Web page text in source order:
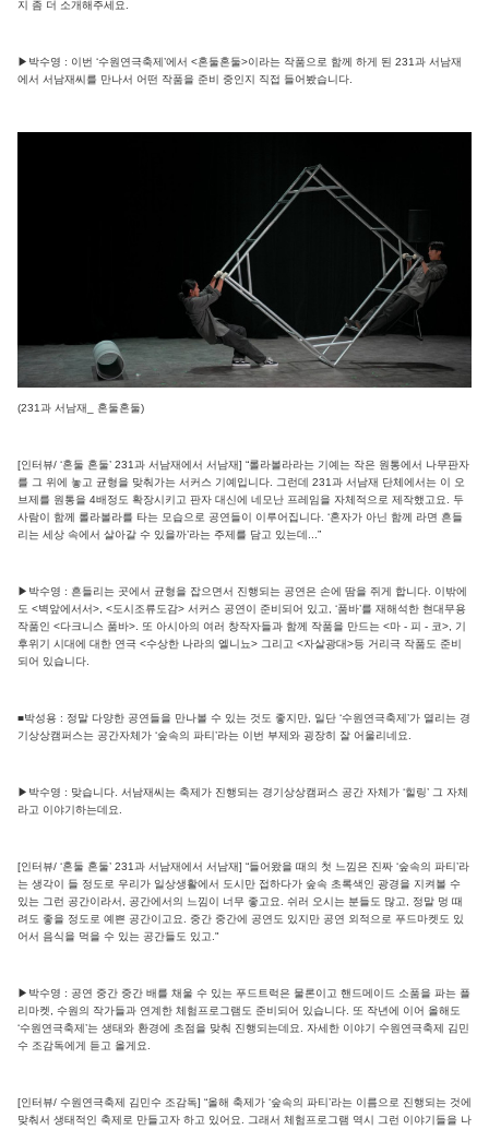
지 좀 더 소개해주세요.
▶박수영 : 이번 ‘수원연극축제’에서 <혼둘혼둘>이라는 작품으로 함께 하게 된 231과 서남재
에서 서남재씨를 만나서 어떤 작품을 준비 중인지 직접 들어봤습니다.
(231과 서남재_ 혼둘혼둘)
[인터뷰/ ‘혼둘 혼둘’ 231과 서남재에서 서남재] “롤라볼라라는 기예는 작은 원통에서 나무판자
를 그 위에 놓고 균형을 맞춰가는 서커스 기예입니다. 그런데 231과 서남재 단체에서는 이 오
브제를 원통을 4배정도 확장시키고 판자 대신에 네모난 프레임을 자체적으로 제작했고요. 두
사람이 함께 롤라볼라를 타는 모습으로 공연들이 이루어집니다. ‘혼자가 아닌 함께 라면 흔들
리는 세상 속에서 살아갈 수 있을까’라는 주제를 담고 있는데...”
▶박수영 : 흔들리는 곳에서 균형을 잡으면서 진행되는 공연은 손에 땀을 쥐게 합니다. 이밖에
도 <벽앞에서서>, <도시조류도감> 서커스 공연이 준비되어 있고, ‘품바’를 재해석한 현대무용
작품인 <다크니스 품바>. 또 아시아의 여러 창작자들과 함께 작품을 만드는 <마 - 피 - 코>, 기
후위기 시대에 대한 연극 <수상한 나라의 엘니뇨> 그리고 <자살광대>등 거리극 작품도 준비
되어 있습니다.
■박성용 : 정말 다양한 공연들을 만나볼 수 있는 것도 좋지만, 일단 ‘수원연극축제’가 열리는 경
기상상캠퍼스는 공간자체가 ‘숲속의 파티’라는 이번 부제와 굉장히 잘 어울리네요.
▶박수영 : 맞습니다. 서남재씨는 축제가 진행되는 경기상상캠퍼스 공간 자체가 ‘힐링’ 그 자체
라고 이야기하는데요.
[인터뷰/ ‘혼둘 혼둘’ 231과 서남재에서 서남재] “들어왔을 때의 첫 느낌은 진짜 ‘숲속의 파티’라
는 생각이 들 정도로 우리가 일상생활에서 도시만 접하다가 숲속 초록색인 광경을 지켜볼 수
있는 그런 공간이라서, 공간에서의 느낌이 너무 좋고요. 쉬러 오시는 분들도 많고, 정말 멍 때
려도 좋을 정도로 예쁜 공간이고요. 중간 중간에 공연도 있지만 공연 외적으로 푸드마켓도 있
어서 음식을 먹을 수 있는 공간들도 있고."
▶박수영 : 공연 중간 중간 배를 채울 수 있는 푸드트럭은 물론이고 핸드메이드 소품을 파는 플
리마켓, 수원의 작가들과 연계한 체험프로그램도 준비되어 있습니다. 또 작년에 이어 올해도
‘수원연극축제’는 생태와 환경에 초점을 맞춰 진행되는데요. 자세한 이야기 수원연극축제 김민
수 조감독에게 듣고 올게요.
[인터뷰/ 수원연극축제 김민수 조감독] “올해 축제가 ‘숲속의 파티’라는 이름으로 진행되는 것에
맞춰서 생태적인 축제로 만들고자 하고 있어요. 그래서 체험프로그램 역시 그런 이야기들을 나